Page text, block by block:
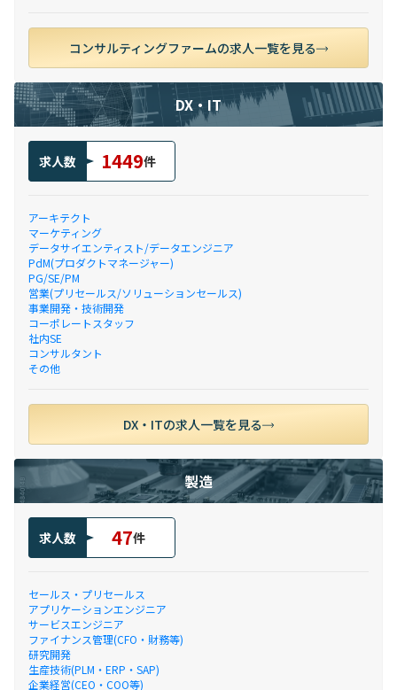
コンサルティングファームの求人一覧を見る
DX・IT
求人数 1449件
アーキテクト
マーケティング
データサイエンティスト/データエンジニア
PdM(プロダクトマネージャー)
PG/SE/PM
営業(プリセールス/ソリューションセールス)
事業開発・技術開発
コーポレートスタッフ
社内SE
コンサルタント
その他
DX・ITの求人一覧を見る
製造
求人数 47件
セールス・プリセールス
アプリケーションエンジニア
サービスエンジニア
ファイナンス管理(CFO・財務等)
研究開発
生産技術(PLM・ERP・SAP)
企業経営(CEO・COO等)